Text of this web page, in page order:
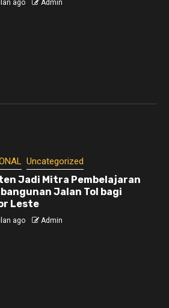
ago Admin
Uncategorized
Jadi Mitra Pembelajaran
Jalan Tol bagi
Leste
ago Admin